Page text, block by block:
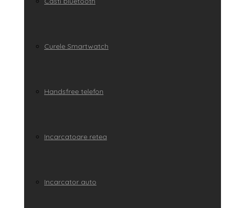
Curele Smartwatch
Handsfree telefon
Incarcatoare retea
Incarcator auto